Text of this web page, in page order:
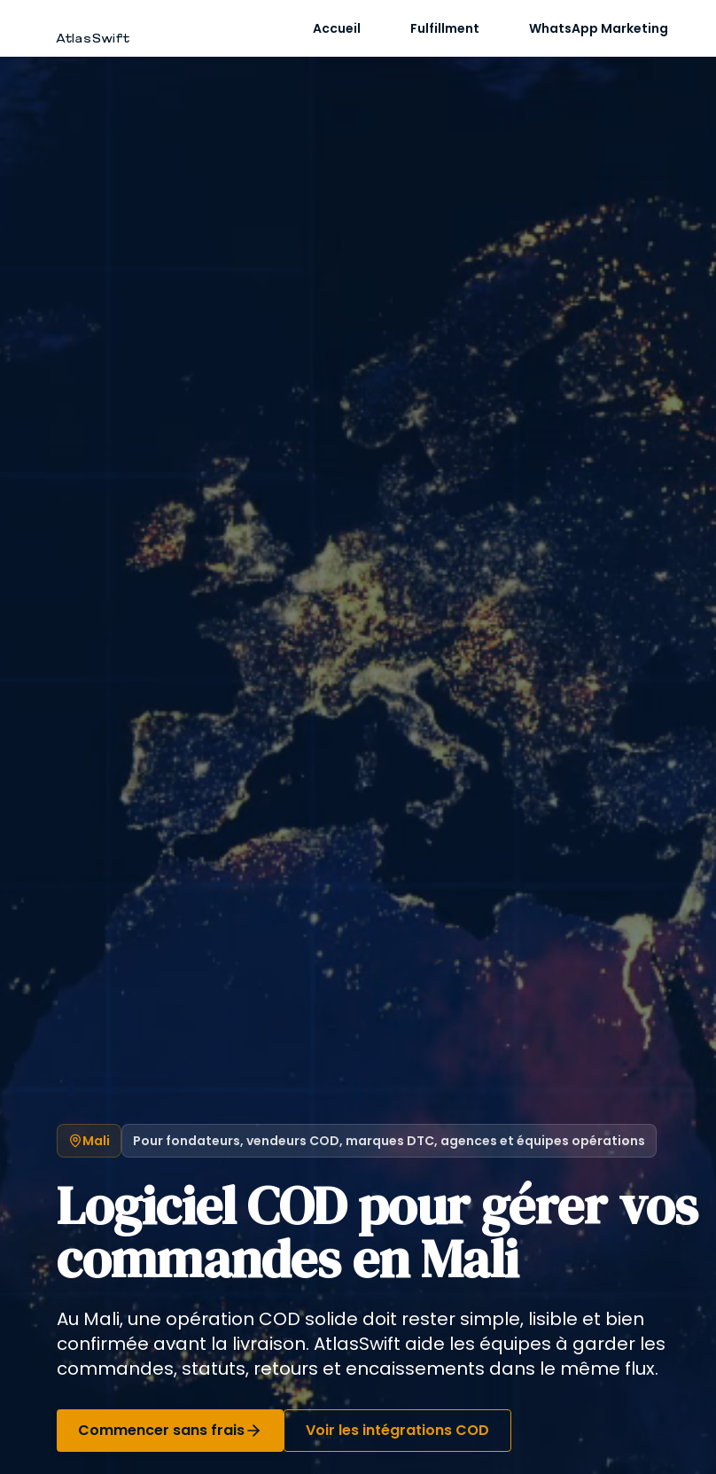
AtlasSwift
Accueil Fulfillment WhatsApp Marketing
Mali Pour fondateurs, vendeurs COD, marques DTC, agences et équipes opérations
Logiciel COD pour gérer vos
commandes en Mali
Au Mali, une opération COD solide doit rester simple, lisible et bien
confirmée avant la livraison. AtlasSwift aide les équipes à garder les
commandes, statuts, retours et encaissements dans le même flux.
Commencer sans frais Voir les intégrations COD